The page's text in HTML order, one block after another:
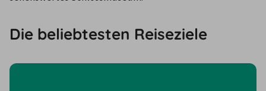
Die beliebtesten Reiseziele